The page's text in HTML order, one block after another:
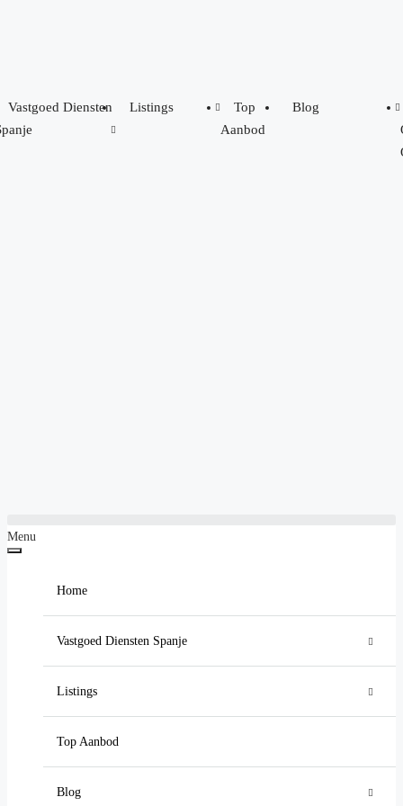
Vastgoed Diensten
Listings
Top
Aanbod
Blog
Menu
Home
Vastgoed Diensten Spanje
Luxe Vastgoed Makelaar Spanje
Vastgoedinvesteringen in Spanje
Listings
Residentieel
Villa
Appartement
Alle nieuwbouw
Top Aanbod
Blog